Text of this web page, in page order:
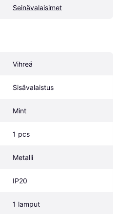
Seinävalaisimet
Vihreä
Sisävalaistus
Mint
1 pcs
Metalli
IP20
1 lamput